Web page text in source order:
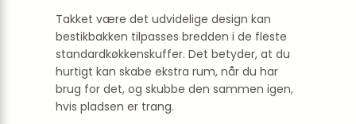
Takket være det udvidelige design kan
bestikbakken tilpasses bredden i de fleste
standardkøkkenskuffer. Det betyder, at du
hurtigt kan skabe ekstra rum, når du har
brug for det, og skubbe den sammen igen,
hvis pladsen er trang.